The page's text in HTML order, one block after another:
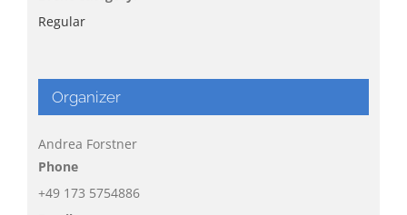
Regular
Organizer
Andrea Forstner
Phone
+49 173 5754886